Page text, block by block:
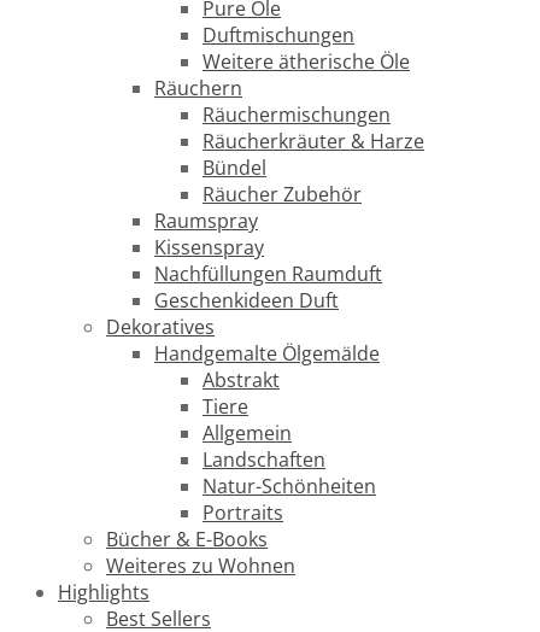
Pure Öle
Duftmischungen
Weitere ätherische Öle
Räuchern
Räuchermischungen
Räucherkräuter & Harze
Bündel
Räucher Zubehör
Raumspray
Kissenspray
Nachfüllungen Raumduft
Geschenkideen Duft
Dekoratives
Handgemalte Ölgemälde
Abstrakt
Tiere
Allgemein
Landschaften
Natur-Schönheiten
Portraits
Bücher & E-Books
Weiteres zu Wohnen
Highlights
Best Sellers